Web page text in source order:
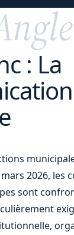
: La
2026, les
sont